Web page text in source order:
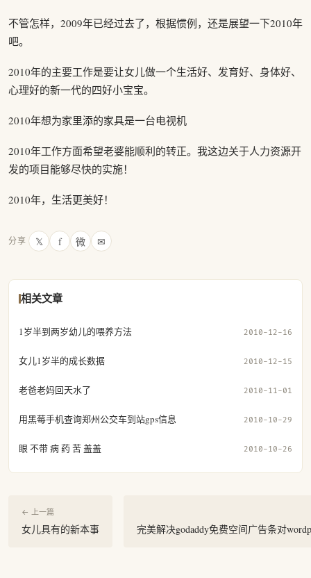
不管怎样，2009年已经过去了，根据惯例，还是展望一下2010年
吧。
2010年的主要工作是要让女儿做一个生活好、发育好、身体好、
心理好的新一代的四好小宝宝。
2010年想为家里添的家具是一台电视机
2010年工作方面希望老婆能顺利的转正。我这边关于人力资源开
发的项目能够尽快的实施！
2010年，生活更美好！
分享 𝕏 f 微 ✉
相关文章
1岁半到两岁幼儿的喂养方法 2010-12-16
女儿1岁半的成长数据 2010-12-15
老爸老妈回天水了 2010-11-01
用黑莓手机查询郑州公交车到站gps信息 2010-10-29
眼 不带 病 药 苦 盖盖 2010-10-26
← 上一篇
女儿具有的新本事 完美解决godaddy免费空间广告条对